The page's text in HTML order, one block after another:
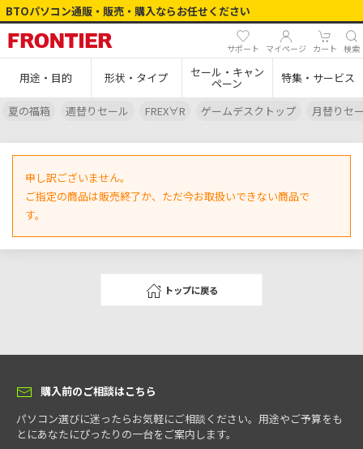
BTOパソコン通販・販売・購入ならお任せください
サポート マイページ カート 検索
用途・目的 形状・タイプ セール・キャン
ペーン 特集・サービス
夏の福箱 週替りセール FREX∀R ゲームデスクトップ 月替りセ
申し訳ございません。
ご指定の商品は販売終了か、ただ今お取扱いできない商品で
す。
トップに戻る
購入前のご相談はこちら
パソコン選びに迷ったらお気軽にご相談ください。用途やご予算をも
とにあなたにぴったりの一台をご案内します。